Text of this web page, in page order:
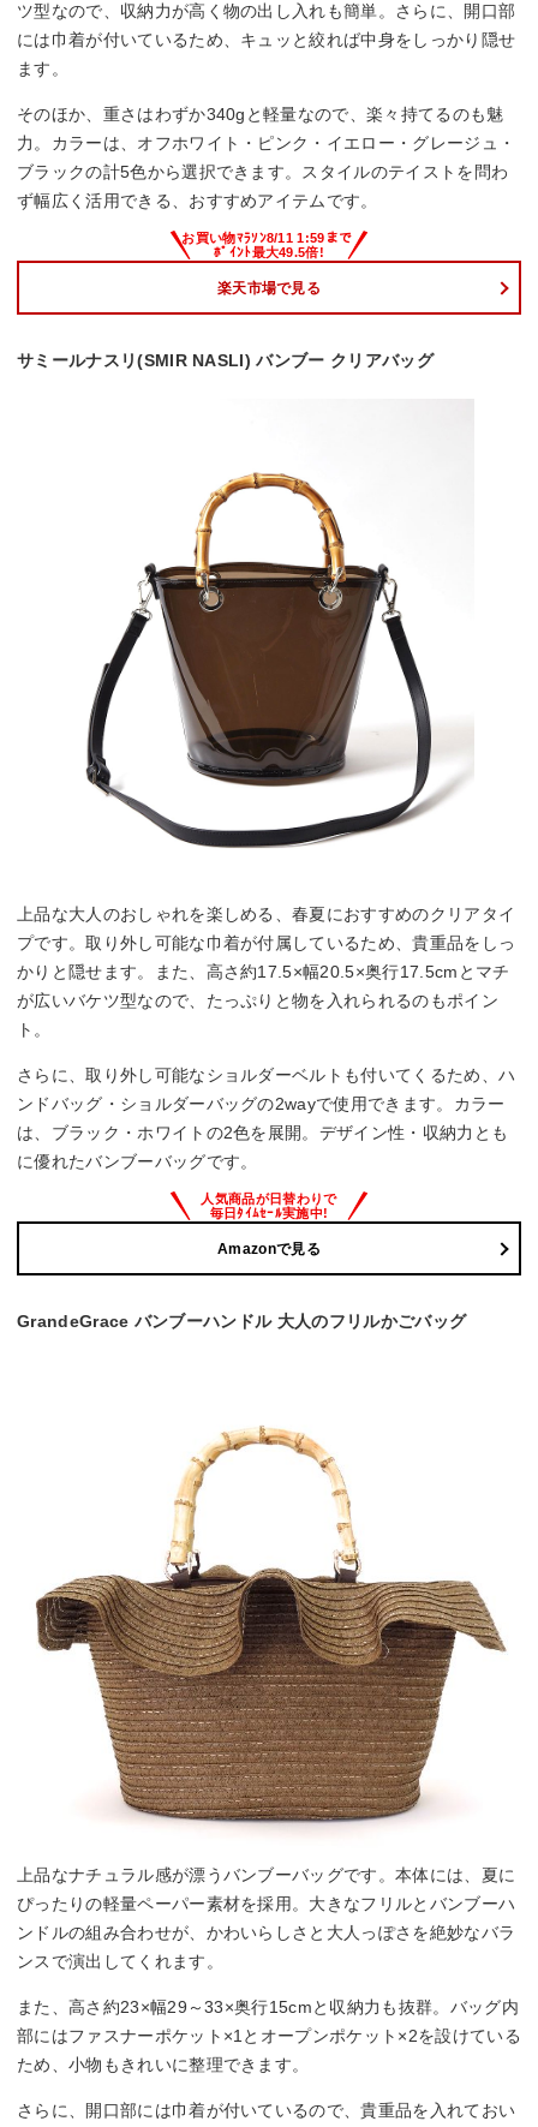
ツ型なので、収納力が高く物の出し入れも簡単。さらに、開口部
には巾着が付いているため、キュッと絞れば中身をしっかり隠せ
ます。
そのほか、重さはわずか340gと軽量なので、楽々持てるのも魅
力。カラーは、オフホワイト・ピンク・イエロー・グレージュ・
ブラックの計5色から選択できます。スタイルのテイストを問わ
ず幅広く活用できる、おすすめアイテムです。
楽天市場で見る
サミールナスリ(SMIR NASLI) バンブー クリアバッグ
上品な大人のおしゃれを楽しめる、春夏におすすめのクリアタイ
プです。取り外し可能な巾着が付属しているため、貴重品をしっ
かりと隠せます。また、高さ約17.5×幅20.5×奥行17.5cmとマチ
が広いバケツ型なので、たっぷりと物を入れられるのもポイン
ト。
さらに、取り外し可能なショルダーベルトも付いてくるため、ハ
ンドバッグ・ショルダーバッグの2wayで使用できます。カラー
は、ブラック・ホワイトの2色を展開。デザイン性・収納力とも
に優れたバンブーバッグです。
Amazonで見る
GrandeGrace バンブーハンドル 大人のフリルかごバッグ
上品なナチュラル感が漂うバンブーバッグです。本体には、夏に
ぴったりの軽量ペーパー素材を採用。大きなフリルとバンブーハ
ンドルの組み合わせが、かわいらしさと大人っぽさを絶妙なバラ
ンスで演出してくれます。
また、高さ約23×幅29～33×奥行15cmと収納力も抜群。バッグ内
部にはファスナーポケット×1とオープンポケット×2を設けている
ため、小物もきれいに整理できます。
さらに、開口部には巾着が付いているので、貴重品を入れておい